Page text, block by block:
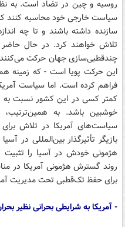
روسیه و چین در تضاد است. به
سیاست‌ خارجی خود محاسبه کنند
سازنده داشته باشند و تا چه
تلاش خواهند کرد. در حال
چندقطبی‌سازی جهان حرکت
این حرکت پویا است - که زمینه
فراهم کرده است. اما سیاست
کمتر کسی در این کشور نسبت به
خوشبین باشد. به همین‌ترتیب،
سیاست‌های آمریکا در تلاش
بازیگر تأثیرگذار بین‌المللی در
هژمونی خودش در آسیا را
روند گسترش هژمونی آمریکا در
برای حفظ تک‌قطبی تحت مدیریت
- آمریکا به شرایطی بحرانی نظیر بحران دهه 60 میلادی